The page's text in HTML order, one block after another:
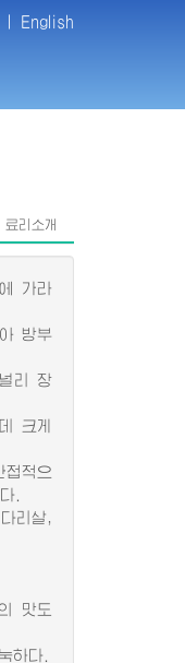
English
료리소개
가라
방부
리 장
크게
적으
.
리살,
맛도
하다.